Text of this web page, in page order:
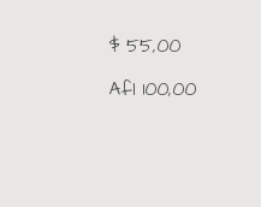
$ 55,00
Afl 100,00